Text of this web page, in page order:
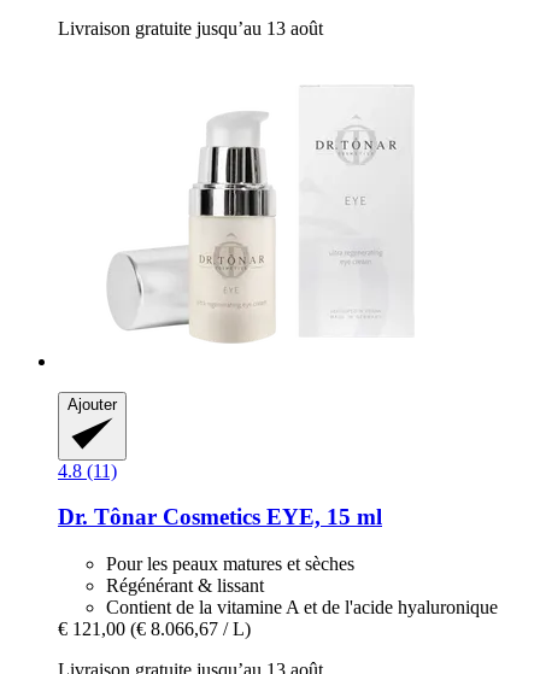
Livraison gratuite jusqu’au 13 août
Ajouter
4.8 (11)
Dr. Tônar Cosmetics EYE, 15 ml
Pour les peaux matures et sèches
Régénérant & lissant
Contient de la vitamine A et de l'acide hyaluronique
€ 121,00 (€ 8.066,67 / L)
Livraison gratuite jusqu’au 13 août